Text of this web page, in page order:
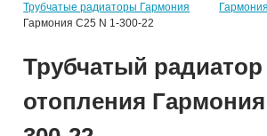
Трубчатые радиаторы Гармония
Гармония С25 N 1-300-22
Трубчатый радиатор
отопления